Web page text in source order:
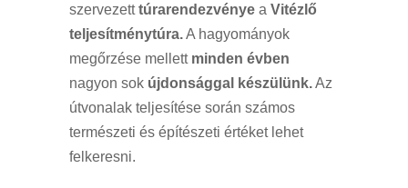
szervezetttúrarendezvénye aVitézlő
teljesítménytúra.A hagyományok
megőrzése mellett minden évben
nagyon sok újdonsággal készülünk.Az
útvonalak teljesítése során számos
természeti és építészeti értéket lehet
felkeresni.